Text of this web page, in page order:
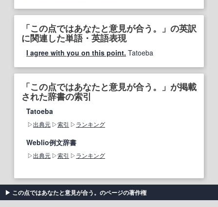
「この点ではあなたと意見が合う。」の英訳
に関連した単語・英語表現
I agree with you on this point. Tatoeba
「この点ではあなたと意見が合う。」が掲載
された辞書の索引
Tatoeba
出典元 索引 ランキング
Weblio例文辞書
出典元 索引 ランキング
この点ではあなたと意見が合う。のページの著作権